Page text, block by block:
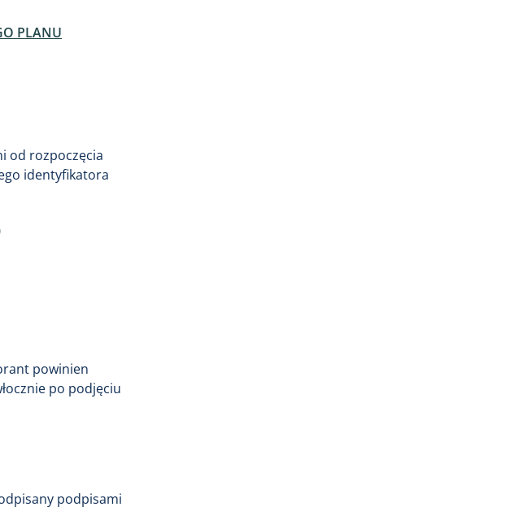
PLANU
od rozpoczęcia
identyfikatora
powinien
po podjęciu
podpisami